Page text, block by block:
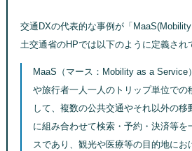
交通DXの代表的な事例が「
土交通省のHPでは以下のように定義され
MaaS（マース：Mobility as a Service
や旅行者一人一人のトリップ単位での
して、複数の公共交通やそれ以外の移
に組み合わせて検索・予約・決済等を
スであり、観光や医療等の目的地にお